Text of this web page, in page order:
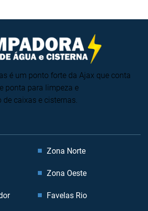
é um ponto forte da Ajax que conta
ponta para limpeza e
caixas e cisternas.
Zona Norte
Zona Oeste
Favelas Rio